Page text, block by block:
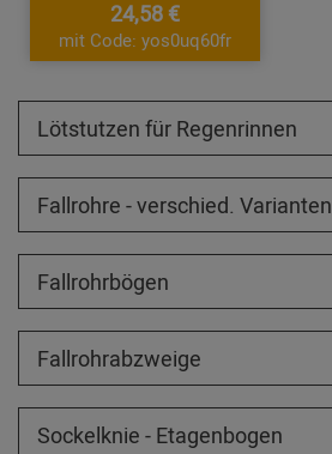
24,58 €
mit Code: yos0uq60fr
Lötstutzen für Regenrinnen
Fallrohre - verschied. Varianten
Fallrohrbögen
Fallrohrabzweige
Sockelknie - Etagenbogen